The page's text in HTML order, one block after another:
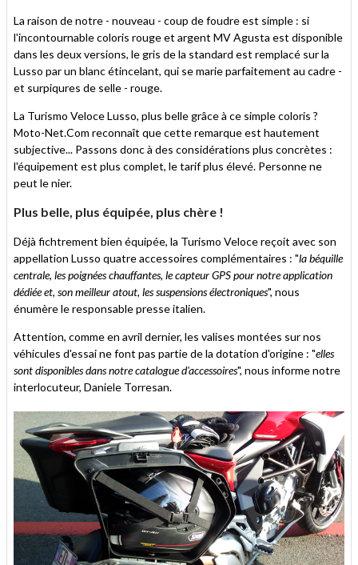
La raison de notre - nouveau - coup de foudre est simple : si
l'incontournable coloris rouge et argent MV Agusta est disponible
dans les deux versions, le gris de la standard est remplacé sur la
Lusso par un blanc étincelant, qui se marie parfaitement au cadre -
et surpiqures de selle - rouge.
La Turismo Veloce Lusso, plus belle grâce à ce simple coloris ?
Moto-Net.Com reconnaît que cette remarque est hautement
subjective... Passons donc à des considérations plus concrètes :
l'équipement est plus complet, le tarif plus élevé. Personne ne
peut le nier.
Plus belle, plus équipée, plus chère !
Déjà fichtrement bien équipée, la Turismo Veloce reçoit avec son
appellation Lusso quatre accessoires complémentaires : "la béquille
centrale, les poignées chauffantes, le capteur GPS pour notre application
dédiée et, son meilleur atout, les suspensions électroniques", nous
énumère le responsable presse italien.
Attention, comme en avril dernier, les valises montées sur nos
véhicules d'essai ne font pas partie de la dotation d'origine : "elles
sont disponibles dans notre catalogue d'accessoires", nous informe notre
interlocuteur, Daniele Torresan.